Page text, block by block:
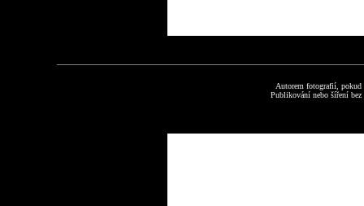
Autorem fotografií, pokud
Publikování nebo šíření bez